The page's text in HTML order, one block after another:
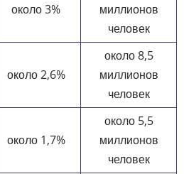
около 3%
миллионов
человек
около 2,6%
около 8,5
миллионов
человек
около 1,7%
около 5,5
миллионов
человек